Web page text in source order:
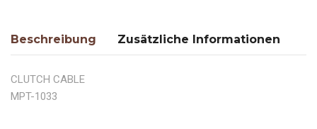
Beschreibung Zusätzliche Informationen
CLUTCH CABLE
MPT-1033